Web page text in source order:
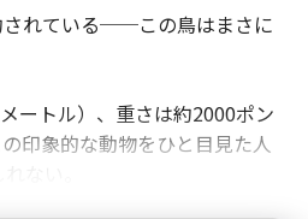
されている──この鳥はまさに
ートル）、重さは約2000ポン
印象的な動物をひと目見た人